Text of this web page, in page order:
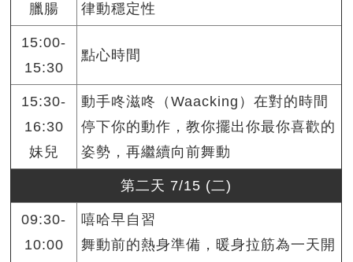
臘腸
律動穩定性
15:00-
15:30
點心時間
15:30-
16:30
妹兒
動手咚滋咚（Waacking）在對的時間
停下你的動作，教你擺出你最你喜歡的
姿勢，再繼續向前舞動
第二天 7/15 (二)
09:30-
10:00
嘻哈早自習
舞動前的熱身準備，暖身拉筋為一天開